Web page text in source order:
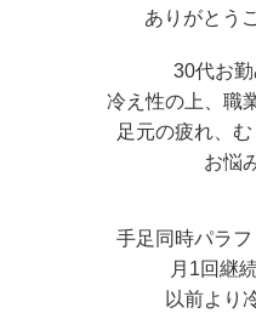
ありがとう
30代お
冷え性の上、職
足元の疲れ、
お悩
手足同時パラ
月1回継
以前より